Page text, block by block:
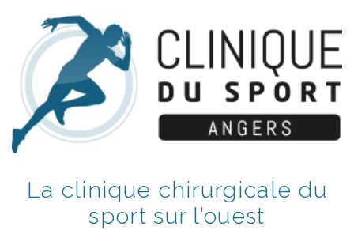
La clinique chirurgicale du
sport sur l’ouest